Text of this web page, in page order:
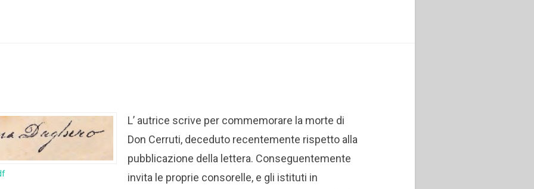
L’ autrice scrive per commemorare la morte di
Don Cerruti, deceduto recentemente rispetto alla
pubblicazione della lettera. Conseguentemente
invita le proprie consorelle, e gli istituti in